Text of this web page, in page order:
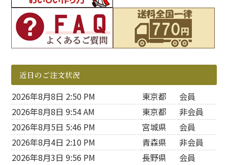
近日のご注文状況
2026年8月8日 2:50 PM 東京都
会員
2026年8月8日 9:54 AM
東京都
非会員
2026年8月5日 5:46 PM
宮城県
会員
2026年8月4日 2:10 PM
青森県
非会員
2026年8月3日 9:56 PM
長野県
会員